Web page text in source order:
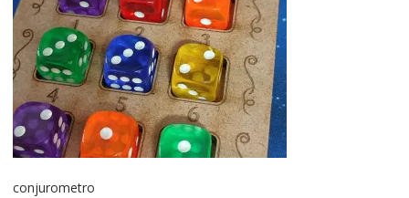
conjurometro